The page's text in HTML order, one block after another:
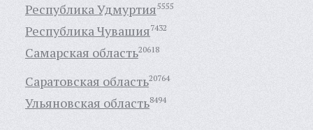
Республика Удмуртия5555
Республика Чувашия7432
Самарская область20618
Саратовская область20764
Ульяновская область8494